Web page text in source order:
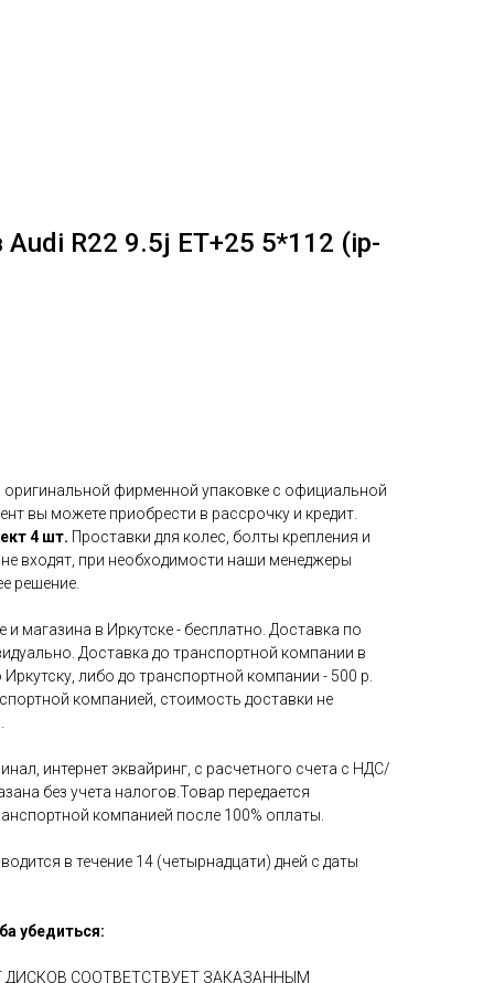
R22 9.5j ET+25 5*112 (ip-
фирменной упаковке с официальной
вы можете приобрести в рассрочку и кредит.
4 шт. Проставки для колес, болты крепления и
входят, при необходимости наши менеджеры
решение.
магазина в Иркутске - бесплатно. Доставка по
Доставка до транспортной компании в
либо до транспортной компании - 500 р.
компанией, стоимость доставки не
интернет эквайринг, с расчетного счета с НДС/
без учета налогов.Товар передается
компанией после 100% оплаты.
в течение 14 (четырнадцати) дней с даты
убедиться:
ДИСКОВ СООТВЕТСТВУЕТ ЗАКАЗАННЫМ